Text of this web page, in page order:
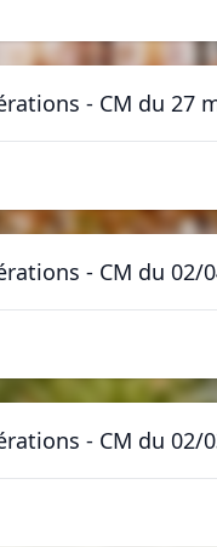
- CM du 27
- CM du 02/
- CM du 02/